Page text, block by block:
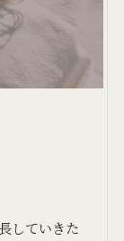
していきた